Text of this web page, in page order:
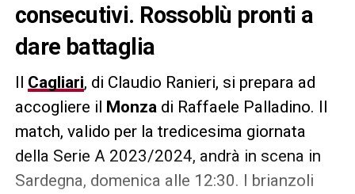
consecutivi. Rossoblù pronti a
dare battaglia
Il Cagliari, di Claudio Ranieri, si prepara ad
accogliere il Monza di Raffaele Palladino. Il
match, valido per la tredicesima giornata
della Serie A 2023/2024, andrà in scena in
Sardegna, domenica alle 12:30. I brianzoli